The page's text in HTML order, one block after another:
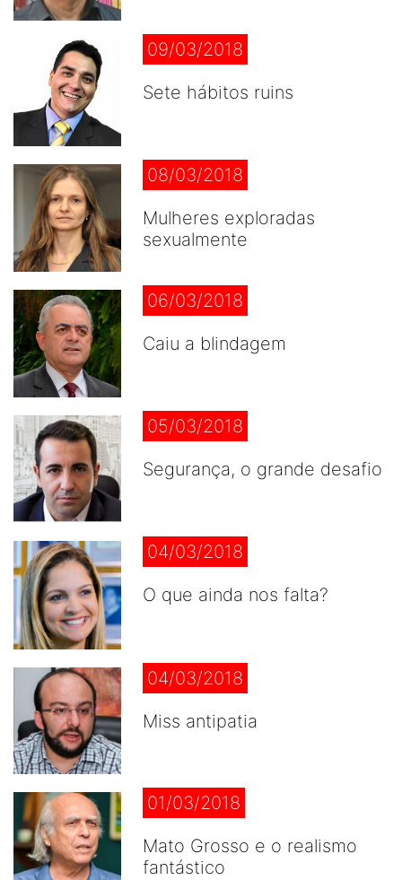
09/03/2018
Sete hábitos ruins
08/03/2018
Mulheres exploradas
sexualmente
06/03/2018
Caiu a blindagem
05/03/2018
Segurança, o grande desafio
04/03/2018
O que ainda nos falta?
04/03/2018
Miss antipatia
01/03/2018
Mato Grosso e o realismo
fantástico